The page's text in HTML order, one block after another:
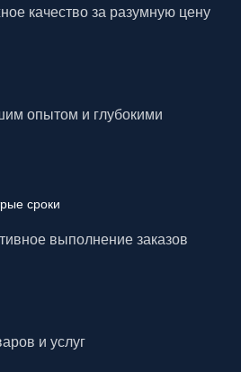
качество за разумную цену
опытом и глубокими
сроки
выполнение заказов
и услуг